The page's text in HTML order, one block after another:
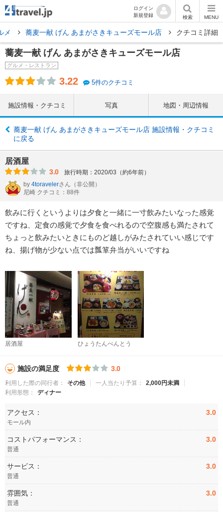
ログイン
新規登録
検索 MENU
メ 蕎麦一献 げん あまがさきキューズモール店 クチコミ詳細
蕎麦一献 げん あまがさきキューズモール店
グルメ・レストラン
3.22 5件のクチコミ
施設情報・クチコミ 写真 地図・周辺情報
蕎麦一献 げん あまがさきキューズモール店 施設情報・クチコミ
に戻る
居酒屋
3.0
旅行時期：2020/03（約6年前）
by 4toravelerさん （非公開）
尼崎 クチコミ：88件
飲みに行くというよりは夕食と一緒に一寸飲みたいなった感覚
ですね、定食の感覚で夕食を食べれるので空腹感も満たされて
ちょっと飲みたいときにものど越しがみたされていい感じです
ね、揚げ物が少ない点では瓢箪弁当がいいですね
居酒屋 ひょうたんべんとう
施設の満足度 3.0
利用した際の同行者： その他 一人当たり予算：
2,000円未満
利用形態：
ディナー
アクセス： 3.0
モール内
コストパフォーマンス： 3.0
普通
サービス： 3.0
普通
雰囲気： 3.0
普通